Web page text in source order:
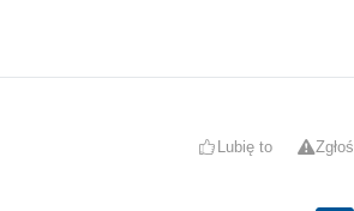
Lubię to Zgłoś